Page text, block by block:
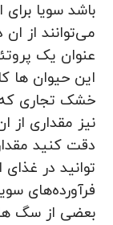
باشد سویا
می‌توانند از
عنوان یک
این حیوان ها
خشک تجاری که
نیز مقداری از
دقت کنید
توانید در غذای
فرآورده‌های
بعضی از سگ ها